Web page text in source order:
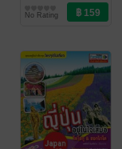
รัสเซีย กรุง
มอสโก เซนต์ปี
เมืองรอบๆ
สำนักพิมพ์ฟอร์เวิร์ด
No Rating